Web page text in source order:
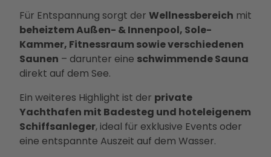
Ausb
ildun
g
Für Entspannung sorgt der Wellnessbereich mit
beheiztem Außen- & Innenpool, Sole-
Kammer, Fitnessraum sowie verschiedenen
Saunen – darunter eine schwimmende Sauna
direkt auf dem See.
Ein weiteres Highlight ist der private
Yachthafen mit Badesteg und hoteleigenem
Schiffsanleger, ideal für exklusive Events oder
eine entspannte Auszeit auf dem Wasser.